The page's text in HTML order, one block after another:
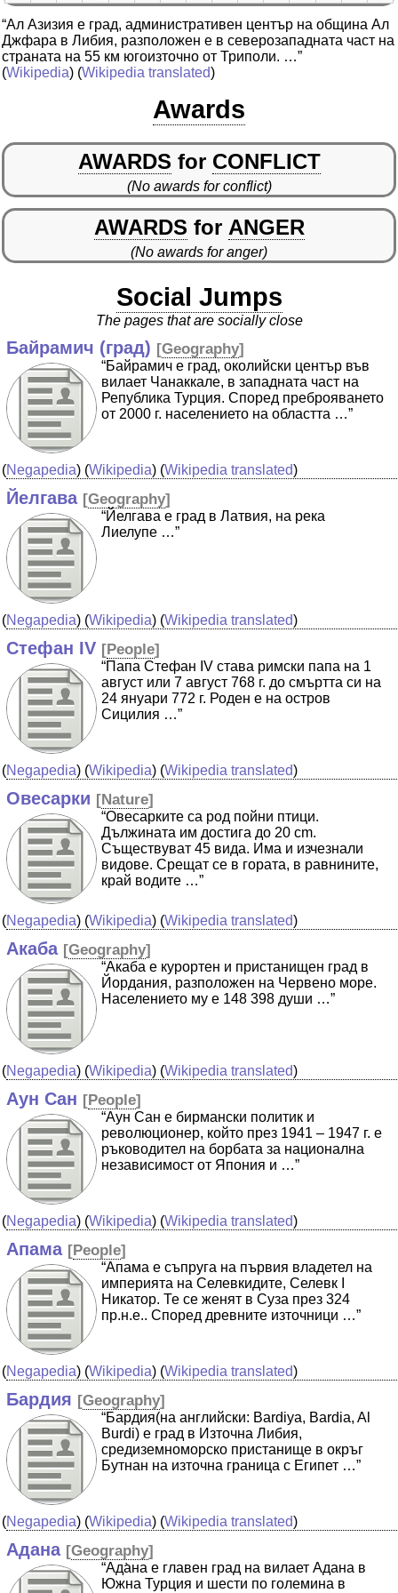
“Ал Азизия е град, административен център на община Ал
Джфара в Либия, разположен е в северозападната част на
страната на 55 км югоизточно от Триполи. …”
(Wikipedia) (Wikipedia translated)
Awards
AWARDS for CONFLICT
(No awards for conflict)
AWARDS for ANGER
(No awards for anger)
Social Jumps
The pages that are socially close
Байрамич (град) [Geography]
“Байрамич е град, околийски център във
вилает Чанаккале, в западната част на
Република Турция. Според преброяването
от 2000 г. населението на областта …”
(Negapedia) (Wikipedia) (Wikipedia translated)
Йелгава [Geography]
“Йелгава е град в Латвия, на река
Лиелупе …”
(Negapedia) (Wikipedia) (Wikipedia translated)
Стефан IV [People]
“Папа Стефан IV става римски папа на 1
август или 7 август 768 г. до смъртта си на
24 януари 772 г. Роден е на остров
Сицилия …”
(Negapedia) (Wikipedia) (Wikipedia translated)
Овесарки [Nature]
“Овесарките са род пойни птици.
Дължината им достига до 20 cm.
Съществуват 45 вида. Има и изчезнали
видове. Срещат се в гората, в равнините,
край водите …”
(Negapedia) (Wikipedia) (Wikipedia translated)
Акаба [Geography]
“Акаба е курортен и пристанищен град в
Йордания, разположен на Червено море.
Населението му е 148 398 души …”
(Negapedia) (Wikipedia) (Wikipedia translated)
Аун Сан [People]
“Аун Сан e бирмански политик и
революционер, който през 1941 – 1947 г. е
ръководител на борбата за национална
независимост от Япония и …”
(Negapedia) (Wikipedia) (Wikipedia translated)
Апама [People]
“Апама е съпруга на първия владетел на
империята на Селевкидите, Селевк I
Никатор. Те се женят в Суза през 324
пр.н.е.. Според древните източници …”
(Negapedia) (Wikipedia) (Wikipedia translated)
Бардия [Geography]
“Бардия(на английски: Bardiya, Bardia, Al
Burdi) е град в Източна Либия,
средиземноморско пристанище в окръг
Бутнан на източна граница с Египет …”
(Negapedia) (Wikipedia) (Wikipedia translated)
Адана [Geography]
“Ада̀на е главен град на вилает Адана в
Южна Турция и шести по големина в